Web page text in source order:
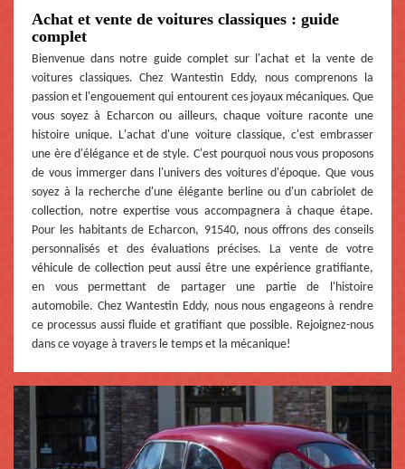
Achat et vente de voitures classiques : guide
complet
Bienvenue dans notre guide complet sur l'achat et la vente de
voitures classiques. Chez Wantestin Eddy, nous comprenons la
passion et l'engouement qui entourent ces joyaux mécaniques. Que
vous soyez à Echarcon ou ailleurs, chaque voiture raconte une
histoire unique. L'achat d'une voiture classique, c'est embrasser
une ère d'élégance et de style. C'est pourquoi nous vous proposons
de vous immerger dans l'univers des voitures d'époque. Que vous
soyez à la recherche d'une élégante berline ou d'un cabriolet de
collection, notre expertise vous accompagnera à chaque étape.
Pour les habitants de Echarcon, 91540, nous offrons des conseils
personnalisés et des évaluations précises. La vente de votre
véhicule de collection peut aussi être une expérience gratifiante,
en vous permettant de partager une partie de l'histoire
automobile. Chez Wantestin Eddy, nous nous engageons à rendre
ce processus aussi fluide et gratifiant que possible. Rejoignez-nous
dans ce voyage à travers le temps et la mécanique!